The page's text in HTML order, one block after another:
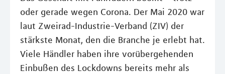
oder gerade wegen Corona. Der Mai 2020 war
laut Zweirad-Industrie-Verband (ZIV) der
stärkste Monat, den die Branche je erlebt hat.
Viele Händler haben ihre vorübergehenden
Einbußen des Lockdowns bereits mehr als